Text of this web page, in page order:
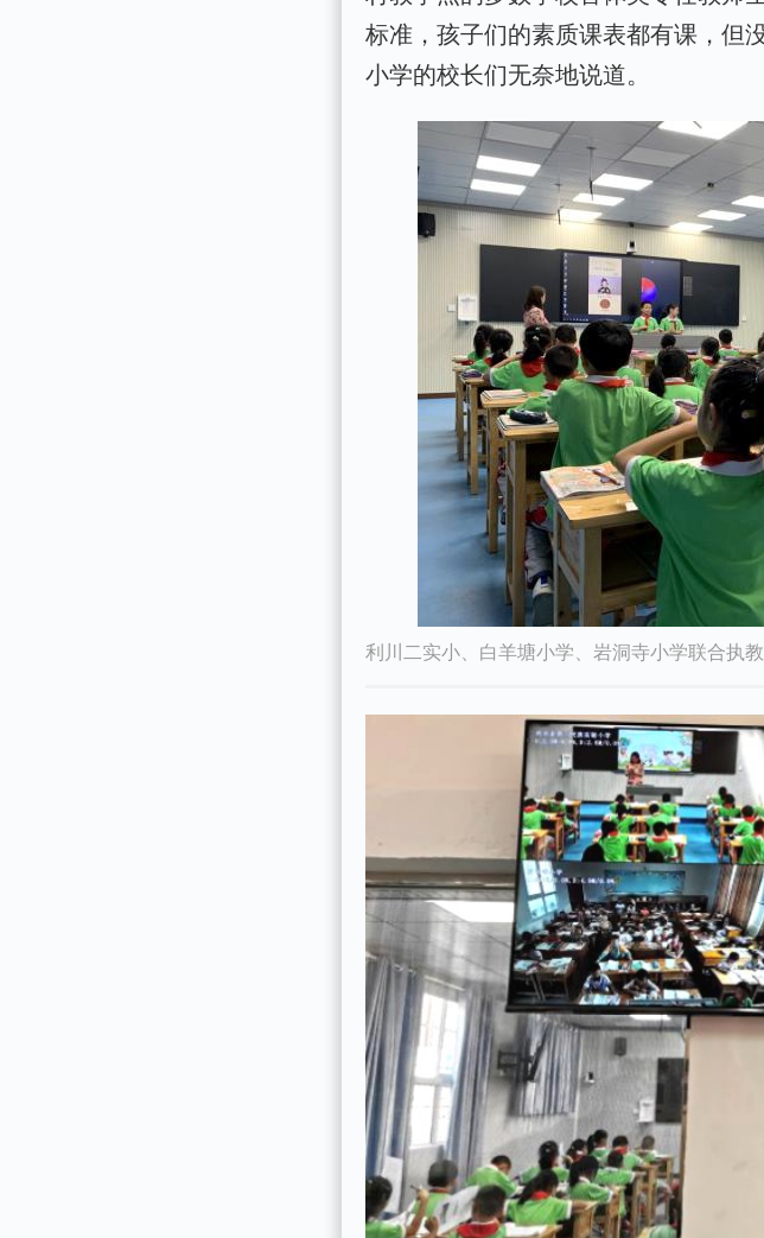
标准，孩子们的素质课表都有课，但
小学的校长们无奈地说道。
利川二实小、白羊塘小学、岩洞寺小学联合执